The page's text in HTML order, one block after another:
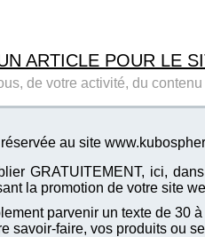
ARTICLE POUR LE
de votre activité, du
au site
GRATUITEMENT, ici,
la promotion de votre site
parvenir un texte de 30
savoir-faire, vos produits ou